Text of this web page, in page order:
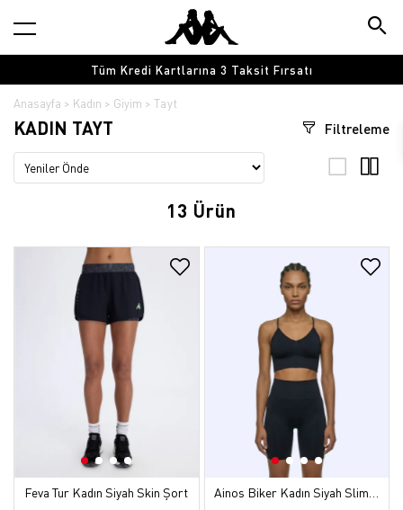
Tüm Kredi Kartlarına 3 Taksit Fırsatı
Anasayfa Kadın Giyim Tayt
KADIN TAYT
13 Ürün
Filtreleme
Feva Tur Kadın Siyah Skin Şort